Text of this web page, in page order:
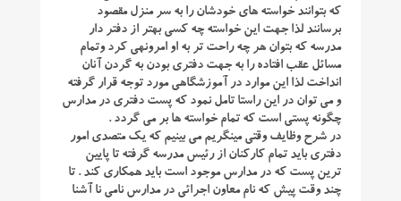
که بتوانند خواسته های خودشان را به سر منزل مقصود
برسانند لذا جهت این خواسته چه کسی بهتر از دفتر دار
مدرسه که بتوان هر چه راحت تر به او امرونهی کرد وتمام
مسائل عقب افتاده را به جهت دفتری بودن به گردن آنان
انداخت لذا این موارد در آموزشگاهی مورد توجه قرار گرفته
و می توان در این راستا تامل نمود که پست دفتری در مدارس
چگونه پستی است که تمام خواسته ها بر می گردد .
در شرح وظایف وقتی مینگریم می بینیم که یک متصدی امور
دفتری باید تمام کارکنان از رئیس مدرسه گرفته تا پایین
ترین پست که در مدارس موجود است باید همکاری کند . تا
چند وقت پیش که نام معاون اجرائی در مدارس نامی نا آشنا